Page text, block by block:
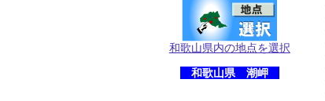
和歌山県内の地点を選択
和歌山県 潮岬